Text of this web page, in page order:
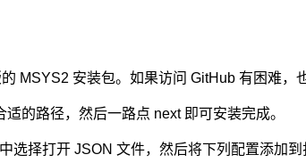
的 MSYS2 安装包。如果访问 GitHub 有困难，
的路径，然后一路点 next 即可安装完成。
选择打开 JSON 文件，然后将下列配置添加